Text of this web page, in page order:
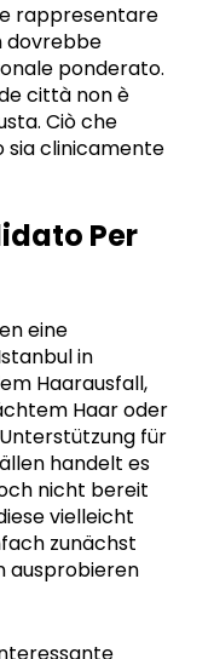
rappresentare
dovrebbe
ponderato.
città non è
Ciò che
sia clinicamente
Per
eine
in
Haarausfall,
Haar oder
für
handelt es
nicht bereit
vielleicht
zunächst
ausprobieren